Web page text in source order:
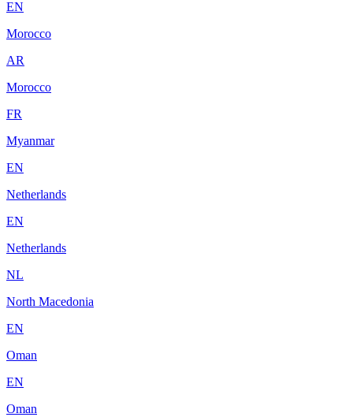
EN
Morocco
AR
Morocco
FR
Myanmar
EN
Netherlands
EN
Netherlands
NL
North Macedonia
EN
Oman
EN
Oman